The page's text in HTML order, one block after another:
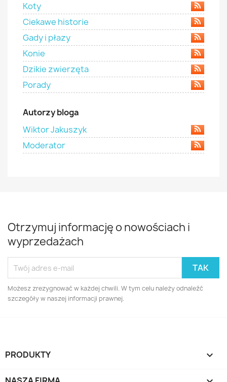
Koty
Ciekawe historie
Gady i płazy
Konie
Dzikie zwierzęta
Porady
Autorzy bloga
Wiktor Jakuszyk
Moderator
Otrzymuj informację o nowościach i
wyprzedażach
Możesz zrezygnować w każdej chwili. W tym celu należy odnaleźć
szczegóły w naszej informacji prawnej.
PRODUKTY 